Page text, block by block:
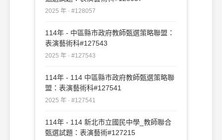
2025 年 · #128057
114年 - 中區縣市政府教師甄選策略聯盟：
表演藝術科#127543
2025 年 · #127543
114年 - 114 中區縣市政府教師甄選策略聯
盟：表演藝術科#127541
2025 年 · #127541
114年 - 114 新北市立國民中學_教師聯合
甄選試題：表演藝術#127215